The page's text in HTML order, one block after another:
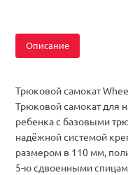
Описание
Трюковой самокат
Трюковой самокат для
ребенка с базовыми
надёжной системой
размером в 110 мм,
5-ю сдвоенными